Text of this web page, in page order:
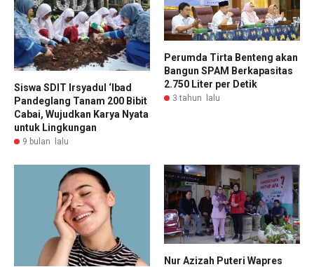
Siswa SDIT Irsyadul ‘Ibad
Pandeglang Tanam 200 Bibit
Cabai, Wujudkan Karya Nyata
untuk Lingkungan
9 bulan lalu
Perumda Tirta Benteng akan
Bangun SPAM Berkapasitas
2.750 Liter per Detik
3 tahun lalu
Nur Azizah Puteri Wapres